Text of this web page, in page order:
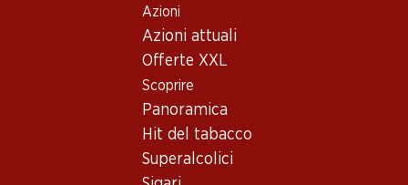
Azioni
Azioni attuali
Offerte XXL
Scoprire
Panoramica
Hit del tabacco
Superalcolici
Vino/champagne
Puglia Uno Primitivo di Manduria DOC